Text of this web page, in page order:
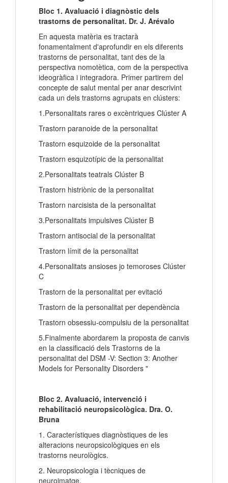
Bloc 1. Avaluació i diagnòstic dels
trastorns de personalitat. Dr. J. Arévalo
En aquesta matèria es tractarà
fonamentalment d'aprofundir en els diferents
trastorns de personalitat, tant des de la
perspectiva nomotètica, com de la perspectiva
ideogràfica i integradora. Primer partirem del
concepte de salut mental per anar descrivint
cada un dels trastorns agrupats en clústers:
1.Personalitats rares o excèntriques Clúster A
Trastorn paranoide de la personalitat
Trastorn esquizoide de la personalitat
Trastorn esquizotípic de la personalitat
2.Personalitats teatrals Clúster B
Trastorn histriònic de la personalitat
Trastorn narcisista de la personalitat
3.Personalitats impulsives Clúster B
Trastorn antisocial de la personalitat
Trastorn límit de la personalitat
4.Personalitats ansioses jo temoroses Clúster
C
Trastorn de la personalitat per evitació
Trastorn de la personalitat per dependència
Trastorn obsessiu-compulsiu de la personalitat
5.Finalmente abordarem la proposta de canvis
en la classificació dels Trastorns de la
personalitat del DSM -V: Section 3: Another
Models for Personality Disorders "
Bloc 2. Avaluació, intervenció i
rehabilitació neuropsicològica. Dra. O.
Bruna
1. Característiques diagnòstiques de les
alteracions neuropsicològiques en els
trastorns neurològics.
2. Neuropsicologia i tècniques de
neuroimatge.